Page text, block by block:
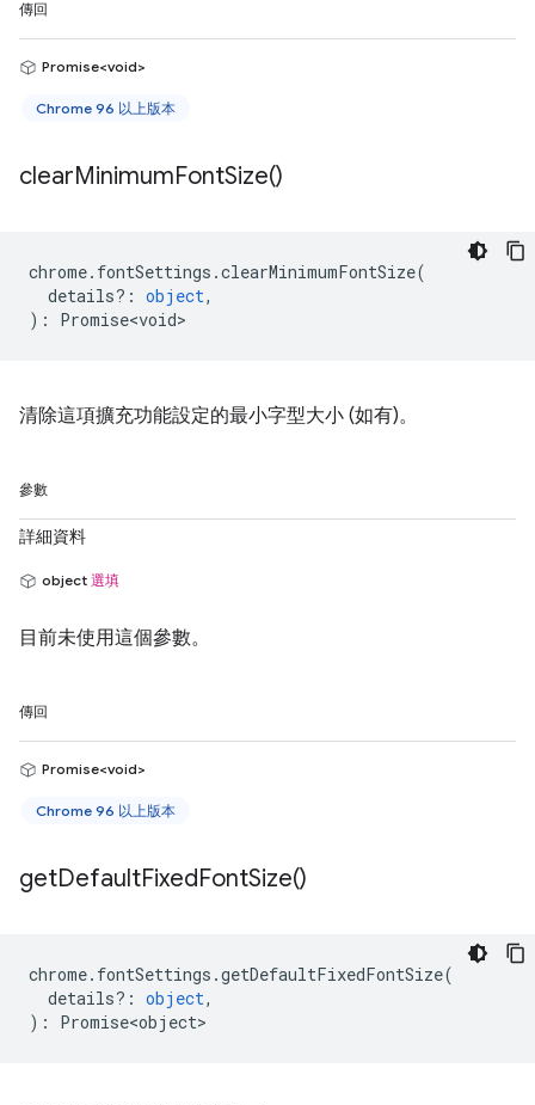
傳回
Promise<void>
Chrome 96 以上版本
clearMinimumFontSize()
chrome. fontSettings .clearMinimumFontSize(
details? : object,
) : Promise<void>
清除這項擴充功能設定的最小字型大小 (如有)。
參數
詳細資料
object 選填
目前未使用這個參數。
傳回
Promise<void>
Chrome 96 以上版本
getDefaultFixedFontSize()
chrome. fontSettings .getDefaultFixedFontSize(
details? : object,
) : Promise<object>